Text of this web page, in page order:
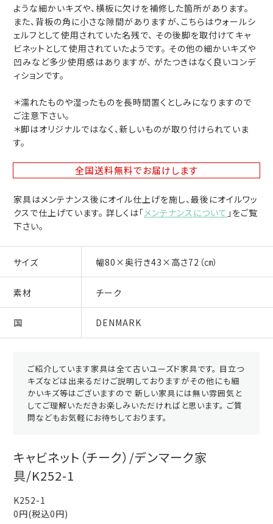
ような細かいキズや、横板に欠けを補修した箇所があります。
また、背板の角に小さな隙間がありますが、こちらはウォールシ
ェルフとして使用されていた名残で、 その後脚を取付けてキャ
ビネットとして使用されていたようです。 その他の細かいキズや
凹みなど多少使用感はありますが、 がたつきはなく良いコンデ
ィションです。
＊濡れたものや湿ったものを長時間置くとしみになりますので
ご注意下さい。
＊脚はオリジナルではなく、新しいものが取り付けられていま
す。
全国送料無料でお届けします
家具はメンテナンス後にオイル仕上げを施し、最後にオイルワッ
クスで仕上げています。 詳しくは「メンテナンスについて 」をご覧
下さい。
サイズ 幅80×奥行き43×高さ72（㎝）
素材 チーク
国 DENMARK
ご紹介しています家具は全て古いユーズド家具です。 目立つ
キズなどは出来るだけご説明しておりますがその他にも細
かいキズ等はございますので 新しい家具には無い雰囲気と
してご理解いただきお楽しみいただければと思います。 ご質
問などもお気軽にお待ちしております。
キャビネット（チーク）/デンマーク家
具/K252-1
K252-1
0円(税込0円)